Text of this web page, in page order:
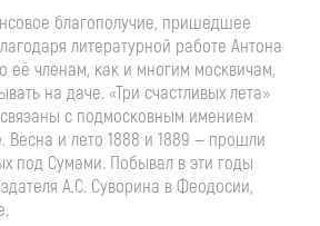
благополучие, пришедшее
литературной работе Антона
её членам, как и многим москвичам,
на даче. «Три счастливых лета»
связаны с подмосковным имением
Весна и лето 1888 и 1889 — прошли
под Сумами. Побывал в эти годы
А.С. Суворина в Феодосии,